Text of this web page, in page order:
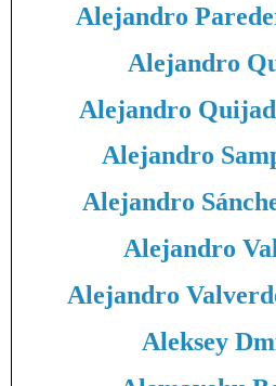
Alejandro
Alejandro
Alejandro
Alejandro
Alejandro
Alejandro
Alejandro
Aleksey